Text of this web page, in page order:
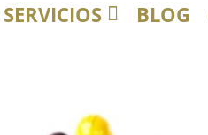
SERVICIOS BLOG